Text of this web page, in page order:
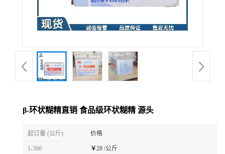
β-环状糊精直销 食品级环状糊精 源头
起订量 (公斤) 价格
1-500 ￥28 /公斤